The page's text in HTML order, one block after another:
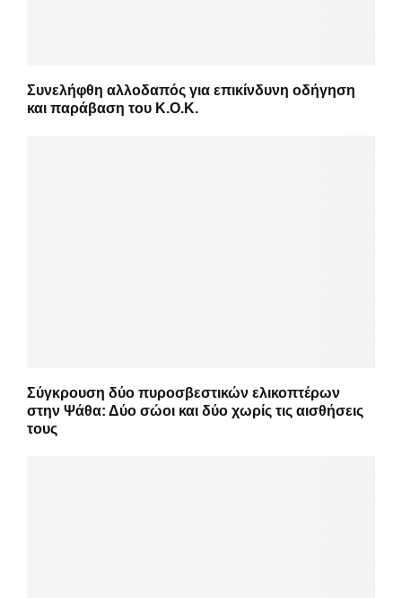
Συνελήφθη αλλοδαπός για επικίνδυνη οδήγηση
και παράβαση του Κ.Ο.Κ.
Σύγκρουση δύο πυροσβεστικών ελικοπτέρων
στην Ψάθα: Δύο σώοι και δύο χωρίς τις αισθήσεις
τους